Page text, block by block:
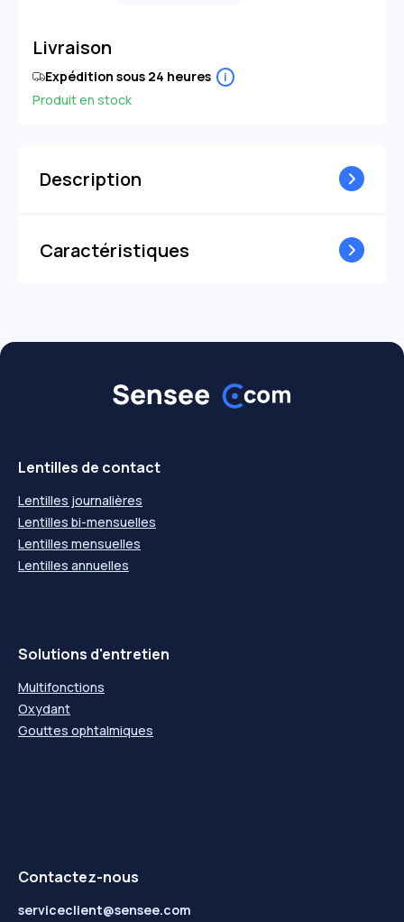
Livraison
Produit en stock
Expédition sous 24 heures i
Description
Caractéristiques
Lentilles de contact
Lentilles journalières
Lentilles bi-mensuelles
Lentilles mensuelles
Lentilles annuelles
Solutions d'entretien
Multifonctions
Oxydant
Gouttes ophtalmiques
Contactez-nous
serviceclient@sensee.com